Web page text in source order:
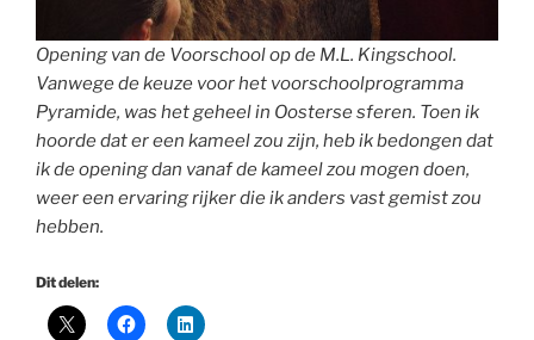
Opening van de Voorschool op de M.L. Kingschool.
Vanwege de keuze voor het voorschoolprogramma
Pyramide, was het geheel in Oosterse sferen. Toen ik
hoorde dat er een kameel zou zijn, heb ik bedongen dat
ik de opening dan vanaf de kameel zou mogen doen,
weer een ervaring rijker die ik anders vast gemist zou
hebben.
Dit delen: